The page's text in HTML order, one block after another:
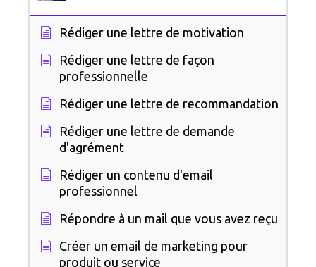
Rédiger une lettre de motivation
Rédiger une lettre de façon
professionnelle
Rédiger une lettre de recommandation
Rédiger une lettre de demande
d'agrément
Rédiger un contenu d'email
professionnel
Répondre à un mail que vous avez reçu
Créer un email de marketing pour
produit ou service